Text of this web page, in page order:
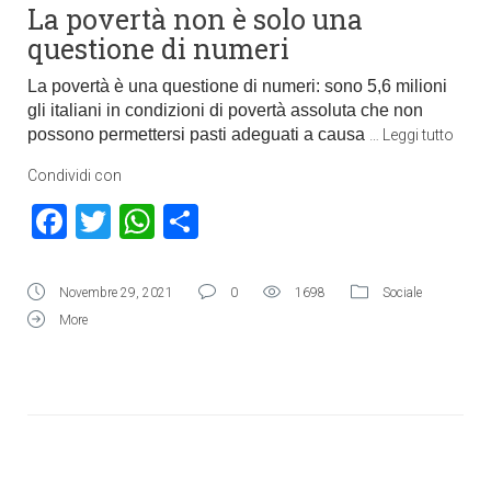
La povertà non è solo una
questione di numeri
La povertà è una questione di numeri: sono 5,6 milioni
gli italiani in condizioni di povertà assoluta che non
possono permettersi pasti adeguati a causa Leggi tutto
Condividi con
Facebook
TwitterWhatsApp
Novembre 29, 2021 0 1698
Sociale
More